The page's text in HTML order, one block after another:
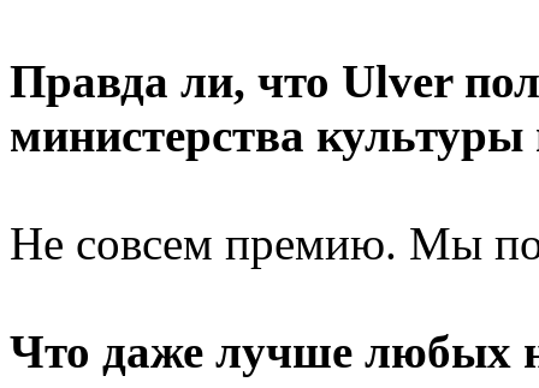
Правда ли, что Ulver
министерства культуры
Не совсем премию. Мы
Что даже лучше любых